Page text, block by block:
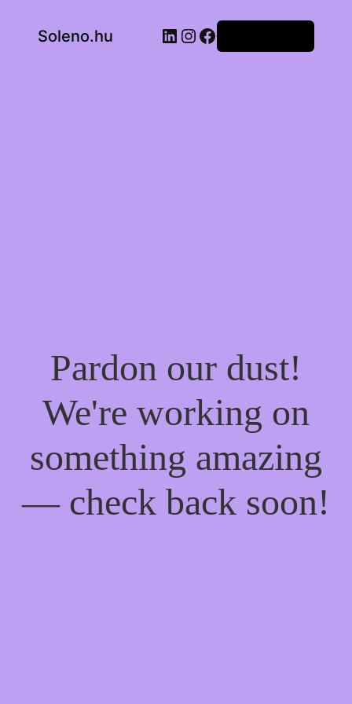
Soleno.hu LinkedIn
Instagram
Facebook
Pardon our dust!
We're working on
something amazing
— check back soon!